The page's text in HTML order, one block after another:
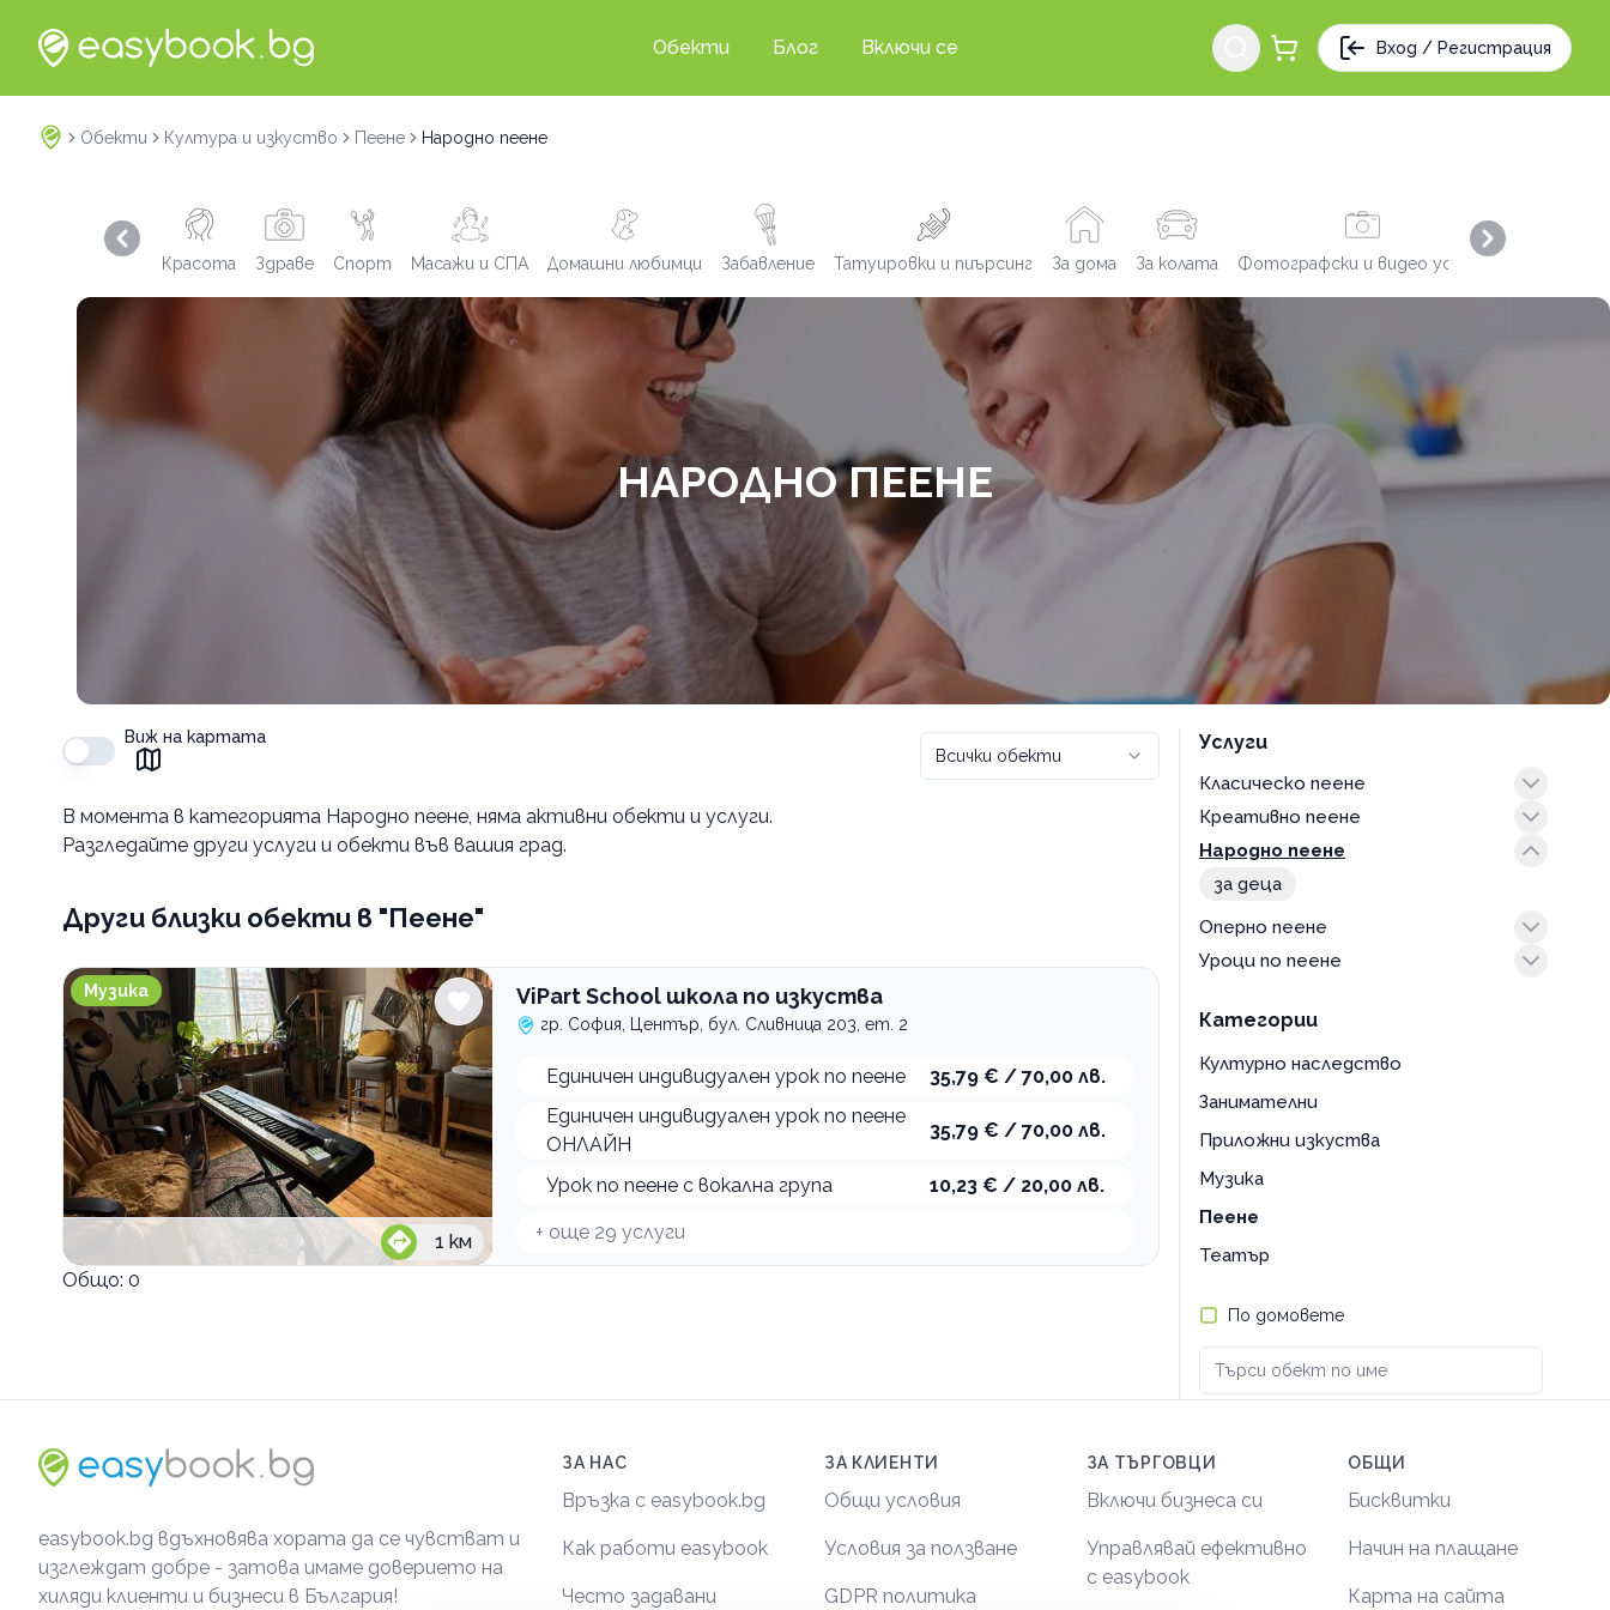
Обекти Блог Включи се Вход / Регистрация
Обекти Култура и изкуство Пеене Народно пеене
Красота Здраве Спорт Масажи и СПА Домашни любимци Забавление Татуировки и пиърсинг За дома За колата Фотографски и видео услуги
Previous slide Next slide
НАРОДНО ПЕЕНЕ
Виж на картата
Всички обекти
В момента в категорията Народно пеене, няма активни обекти и услуги.
Разгледайте други услуги и обекти във вашия град.
Други близки обекти в "Пеене"
ViPart School школа по изкуства
Музика
1 км
ViPart School школа по изкуства
гр. София, Център, бул. Сливница 203, ет. 2
Единичен индивидуален урок по пеене
35,79 € / 70,00 лв.
Единичен индивидуален урок по пеене
ОНЛАЙН
35,79 € / 70,00 лв.
Урок по пеене с вокална група 10,23 € / 20,00 лв.
+ още 29 услуги
Общо: 0
Услуги
Класическо пеене
прослушване
с учител
Креативно пеене
възрастни
Народно пеене
за деца
Оперно пеене
възрастни
Уроци по пеене
уроци във вокална група
Категории
Културно наследство
Занимателни
Приложни изкуства
Музика
Пеене
Театър
По домовете
easybook.bg вдъхновява хората да се чувстват и
изглеждат добре - затова имаме доверието на
хиляди клиенти и бизнеси в България!
ЗА НАС
Връзка с easybook.bg
Как работи easybook
Често задавани
ЗА КЛИЕНТИ
Общи условия
Условия за ползване
GDPR политика
ЗА ТЪРГОВЦИ
Включи бизнеса си
Управлявай ефективно
с easybook
ОБЩИ
Бисквитки
Начин на плащане
Карта на сайта